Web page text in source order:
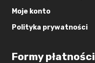
Moje konto
Polityka prywatności
Formy płatności